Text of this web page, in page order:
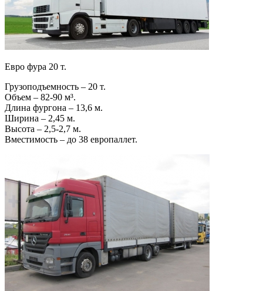
Евро фура 20 т.
Грузоподъемность – 20 т.
Объем – 82-90 м³.
Длина фургона – 13,6 м.
Ширина – 2,45 м.
Высота – 2,5-2,7 м.
Вместимость – до 38 европаллет.